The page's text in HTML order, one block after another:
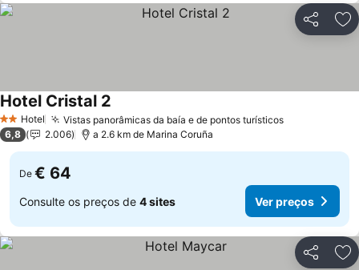
Partilhar
2 Estrelas
Hotel Vistas panorâmicas da baía e de pontos turísticos
Hotel Cristal 2
6,8 2.006 a 2.6 km de Marina Coruña
De € 64
Consulte os preços de 4 sites Ver preços
Partilhar